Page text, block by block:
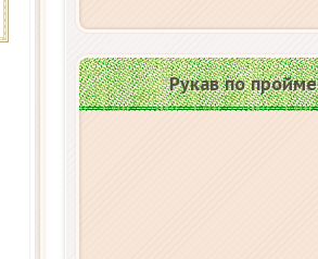
Рукав по пройме